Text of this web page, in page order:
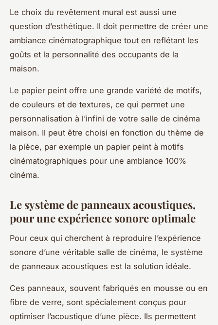
Le choix du revêtement mural est aussi une
question d’esthétique. Il doit permettre de créer une
ambiance cinématographique tout en reflétant les
goûts et la personnalité des occupants de la
maison.
Le papier peint offre une grande variété de motifs,
de couleurs et de textures, ce qui permet une
personnalisation à l’infini de votre salle de cinéma
maison. Il peut être choisi en fonction du thème de
la pièce, par exemple un papier peint à motifs
cinématographiques pour une ambiance 100%
cinéma.
Le système de panneaux acoustiques,
pour une expérience sonore optimale
Pour ceux qui cherchent à reproduire l’expérience
sonore d’une véritable salle de cinéma, le système
de panneaux acoustiques est la solution idéale.
Ces panneaux, souvent fabriqués en mousse ou en
fibre de verre, sont spécialement conçus pour
optimiser l’acoustique d’une pièce. Ils permettent